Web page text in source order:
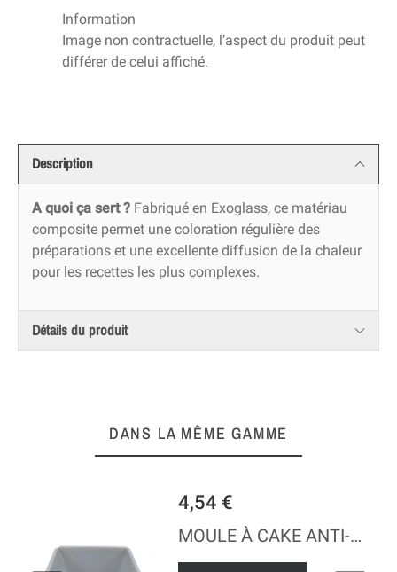
Information
Image non contractuelle, l’aspect du produit peut
différer de celui affiché.
Description
A quoi ça sert ? Fabriqué en Exoglass, ce matériau
composite permet une coloration régulière des
préparations et une excellente diffusion de la chaleur
pour les recettes les plus complexes.
Détails du produit
DANS LA MÊME GAMME
4,54 €
MOULE À CAKE ANTI-ADHÉSIF - 9 CM